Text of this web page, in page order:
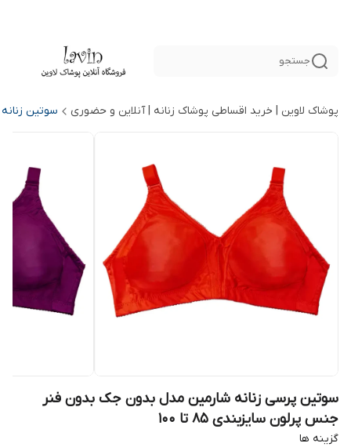
جستجو
پوشاک لاوین | خرید اقساطی پوشاک زنانه | آنلاین و حضوری سوتین زنانه
سوتین پرسی زنانه شارمین مدل بدون جک بدون فنر
جنس پرلون سایزبندی 85 تا 100
گزینه ها